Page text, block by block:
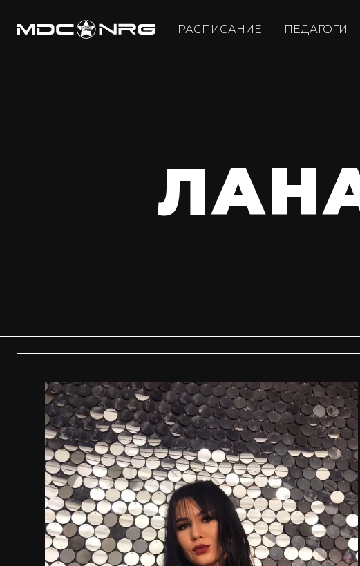
РАСПИСАНИЕ ПЕДАГОГИ